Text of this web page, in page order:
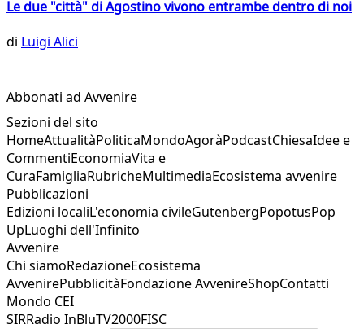
Le due "città" di Agostino vivono entrambe dentro di noi
di Luigi Alici
Abbonati ad Avvenire
Sezioni del sito
HomeAttualitàPoliticaMondoAgoràPodcastChiesaIdee e
CommentiEconomiaVita e
CuraFamigliaRubricheMultimediaEcosistema avvenire
Pubblicazioni
Edizioni localiL'economia civileGutenbergPopotusPop
UpLuoghi dell'Infinito
Avvenire
Chi siamoRedazioneEcosistema
AvvenirePubblicitàFondazione AvvenireShopContatti
Mondo CEI
SIRRadio InBluTV2000FISC